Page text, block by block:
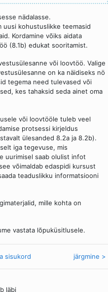
nädalasse.
uusi kohustuslikke teemasid
Kordamine võiks aidata
(8.1b) edukat sooritamist.
või loovtöö. Valige
on ka näidiseks nö
tegema need tulevased või
kes tahaksid seda ainet oma
või loovtööle tuleb veel
protsessi kirjeldus
ülesanded 8.2a ja 8.2b).
iga tegevuse, mis
uurimisel saab olulist infot
võimaldab edaspidi kursust
teaduslikku informatsiooni
mille kohta on
vastata lõpuküsitlusele.
sisukord järgmine >
läbi